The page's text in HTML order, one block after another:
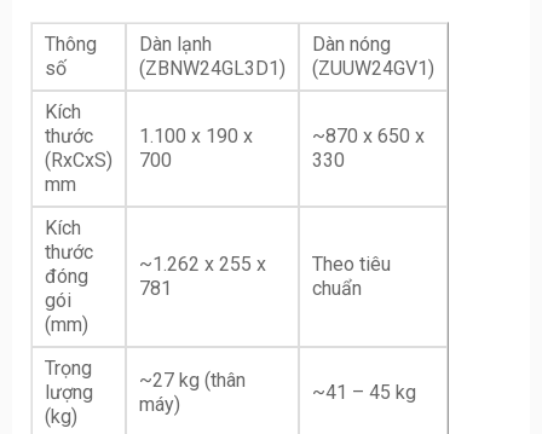
Thông
số
Dàn lạnh
(ZBNW24GL3D1)
Dàn nóng
(ZUUW24GV1)
Kích
thước
(RxCxS)
mm
1.100 x 190 x
700
~870 x 650 x
330
Kích
thước
đóng
gói
(mm)
~1.262 x 255 x
781
Theo tiêu
chuẩn
Trọng
lượng
(kg)
~27 kg (thân
máy)
~41 – 45 kg